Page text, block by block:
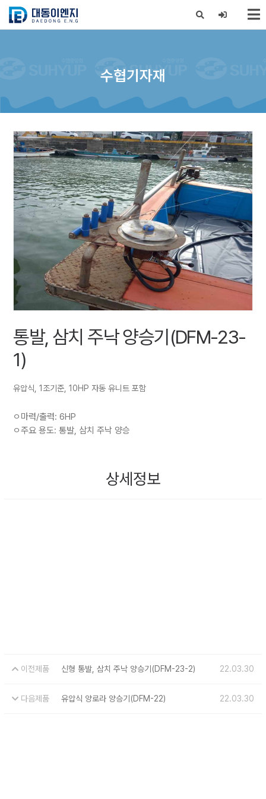
수협기자재
통발, 삼치 주낙 양승기(DFM-23-
1)
유압식, 1조기준, 10HP 자동 유니트 포함
ㅇ마력/출력: 6HP
ㅇ주요 용도: 통발, 삼치 주낙 양승
상세정보
이전제품 신형 통발, 삼치 주낙 양승기(DFM-23-2) 22.03.30
다음제품 유압식 양로라 양승기(DFM-22) 22.03.30